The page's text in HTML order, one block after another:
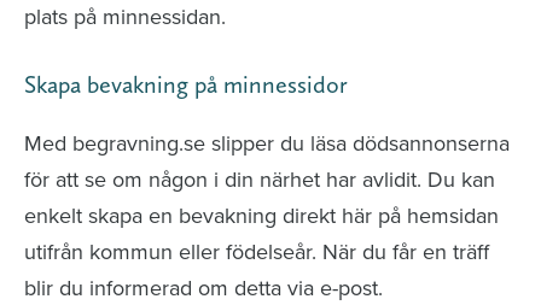
plats på minnessidan.
Skapa bevakning på minnessidor
Med begravning.se slipper du läsa dödsannonserna
för att se om någon i din närhet har avlidit. Du kan
enkelt skapa en bevakning direkt här på hemsidan
utifrån kommun eller födelseår. När du får en träff
blir du informerad om detta via e-post.